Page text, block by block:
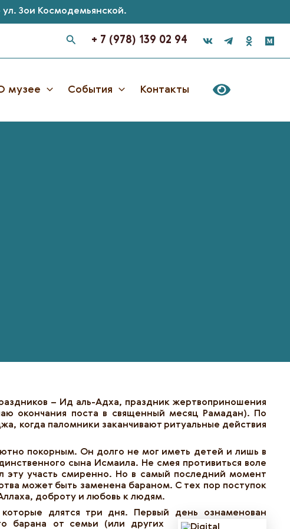
Зои Космодемьянской.
+ 7 (978) 139 02 94
музее События Контакты
– Ид аль-Адха, праздник жертвоприношения
окончания поста в священный месяц Рамадан). По
когда паломники заканчивают ритуальные действия
покорным. Он долго не мог иметь детей и лишь в
сына Исмаила. Не смея противиться воле
участь смиренно. Но в самый последний момент
может быть заменена бараном. С тех пор поступок
доброту и любовь к людям.
длятся три дня. Первый день ознаменован
барана от семьи (или других